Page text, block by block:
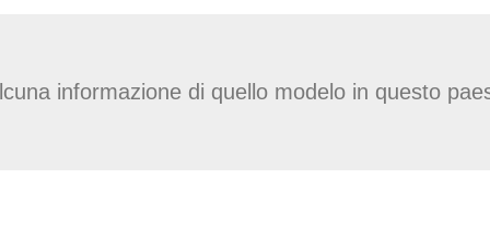
informazione di quello modelo in questo